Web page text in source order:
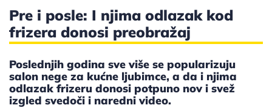
Pre i posle: I njima odlazak kod
frizera donosi preobražaj
Poslednjih godina sve više se popularizuju
salon nege za kućne ljubimce, a da i njima
odlazak frizeru donosi potpuno nov i svež
izgled svedoči i naredni video.